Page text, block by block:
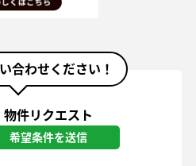
合わせください！
物件リクエスト
希望条件を送信